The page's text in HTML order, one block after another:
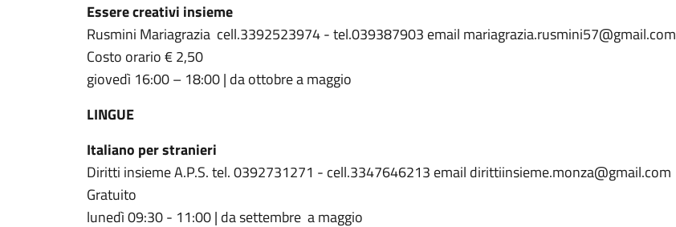
Essere creativi insieme
Rusmini Mariagrazia cell.3392523974 - tel.039387903 email mariagrazia.rusmini57@gmail.com
Costo orario € 2,50
giovedì 16:00 – 18:00 | da ottobre a maggio
LINGUE
Italiano per stranieri
Diritti insieme A.P.S. tel. 0392731271 - cell.3347646213 email dirittiinsieme.monza@gmail.com
Gratuito
lunedì 09:30 - 11:00 | da settembre a maggio